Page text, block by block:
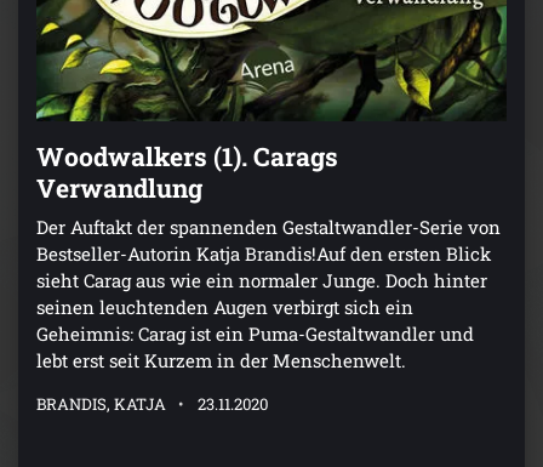
Woodwalkers (1). Carags
Verwandlung
Der Auftakt der spannenden Gestaltwandler-Serie von
Bestseller-Autorin Katja Brandis!Auf den ersten Blick
sieht Carag aus wie ein normaler Junge. Doch hinter
seinen leuchtenden Augen verbirgt sich ein
Geheimnis: Carag ist ein Puma-Gestaltwandler und
lebt erst seit Kurzem in der Menschenwelt.
BRANDIS, KATJA 23.11.2020